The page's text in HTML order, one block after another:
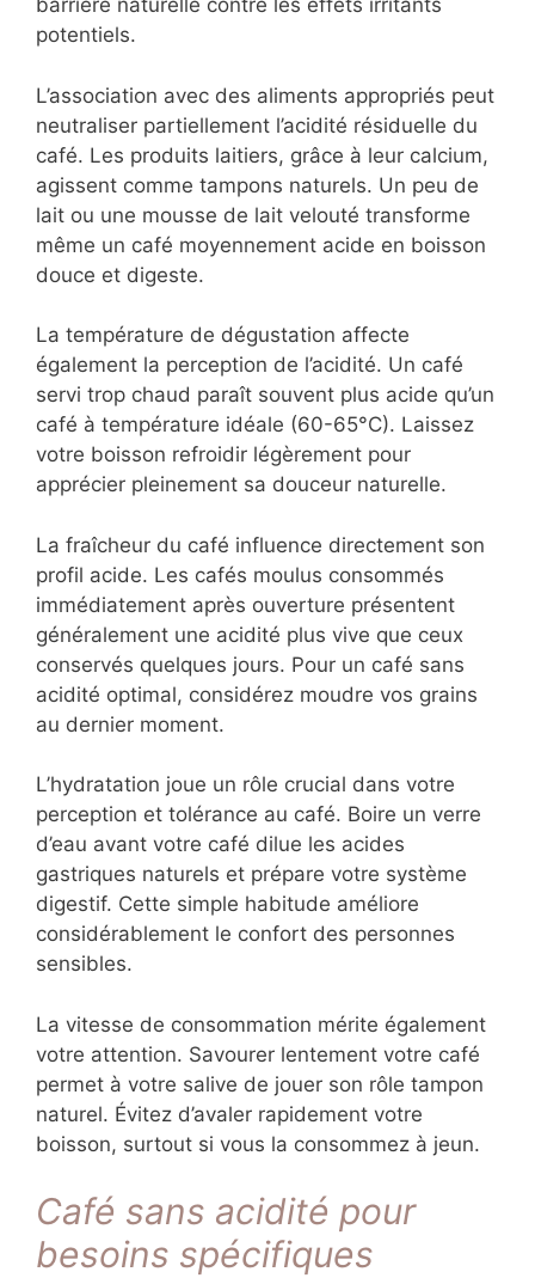
barrière naturelle contre les effets irritants
potentiels.
L’association avec des aliments appropriés peut
neutraliser partiellement l’acidité résiduelle du
café. Les produits laitiers, grâce à leur calcium,
agissent comme tampons naturels. Un peu de
lait ou une mousse de lait velouté transforme
même un café moyennement acide en boisson
douce et digeste.
La température de dégustation affecte
également la perception de l’acidité. Un café
servi trop chaud paraît souvent plus acide qu’un
café à température idéale (60-65°C). Laissez
votre boisson refroidir légèrement pour
apprécier pleinement sa douceur naturelle.
La fraîcheur du café influence directement son
profil acide. Les cafés moulus consommés
immédiatement après ouverture présentent
généralement une acidité plus vive que ceux
conservés quelques jours. Pour un café sans
acidité optimal, considérez moudre vos grains
au dernier moment.
L’hydratation joue un rôle crucial dans votre
perception et tolérance au café. Boire un verre
d’eau avant votre café dilue les acides
gastriques naturels et prépare votre système
digestif. Cette simple habitude améliore
considérablement le confort des personnes
sensibles.
La vitesse de consommation mérite également
votre attention. Savourer lentement votre café
permet à votre salive de jouer son rôle tampon
naturel. Évitez d’avaler rapidement votre
boisson, surtout si vous la consommez à jeun.
Café sans acidité pour
besoins spécifiques